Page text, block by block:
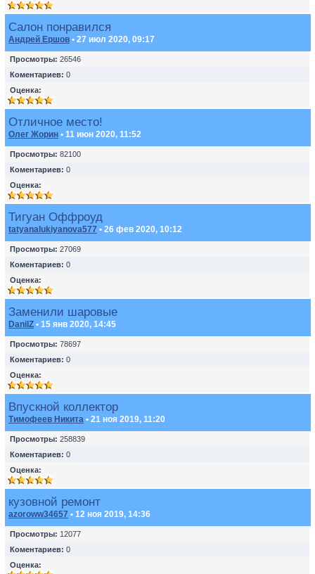
Салон понравился
Андрей Ершов • 27 июл 2020, 09:17
Просмотры: 26546
Коментариев: 0
Оценка:
Отличное место!
Олег Жорин • 11 июн 2020, 11:52
Просмотры: 82100
Коментариев: 0
Оценка:
Тигуан Оффроуд
tatyanalukiyanova577 • 26 фев 2020, 10:12
Просмотры: 27069
Коментариев: 0
Оценка:
Заменили шаровые
DanilZ • 15 янв 2020, 14:45
Просмотры: 78697
Коментариев: 0
Оценка:
Впускной коллектор
Тимофеев Никита • 21 ноя 2019, 11:20
Просмотры: 258839
Коментариев: 0
Оценка:
кузовной ремонт
azoroww34657 • 12 ноя 2019, 14:36
Просмотры: 12077
Коментариев: 0
Оценка: